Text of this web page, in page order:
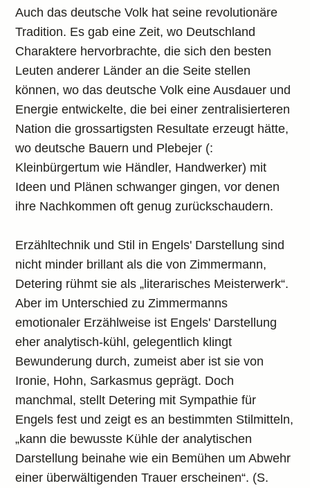
Auch das deutsche Volk hat seine revolutionäre
Tradition. Es gab eine Zeit, wo Deutschland
Charaktere hervorbrachte, die sich den besten
Leuten anderer Länder an die Seite stellen
können, wo das deutsche Volk eine Ausdauer und
Energie entwickelte, die bei einer zentralisierteren
Nation die grossartigsten Resultate erzeugt hätte,
wo deutsche Bauern und Plebejer (:
Kleinbürgertum wie Händler, Handwerker) mit
Ideen und Plänen schwanger gingen, vor denen
ihre Nachkommen oft genug zurückschaudern.
Erzähltechnik und Stil in Engels' Darstellung sind
nicht minder brillant als die von Zimmermann,
Detering rühmt sie als „literarisches Meisterwerk“.
Aber im Unterschied zu Zimmermanns
emotionaler Erzählweise ist Engels' Darstellung
eher analytisch-kühl, gelegentlich klingt
Bewunderung durch, zumeist aber ist sie von
Ironie, Hohn, Sarkasmus geprägt. Doch
manchmal, stellt Detering mit Sympathie für
Engels fest und zeigt es an bestimmten Stilmitteln,
„kann die bewusste Kühle der analytischen
Darstellung beinahe wie ein Bemühen um Abwehr
einer überwältigenden Trauer erscheinen“. (S.